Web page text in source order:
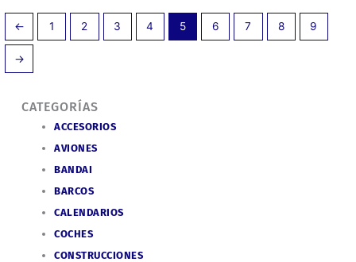
CATEGORÍAS
ACCESORIOS
AVIONES
BANDAI
BARCOS
CALENDARIOS
COCHES
CONSTRUCCIONES
← 1 2 3 4 5 6 7 8 9
→